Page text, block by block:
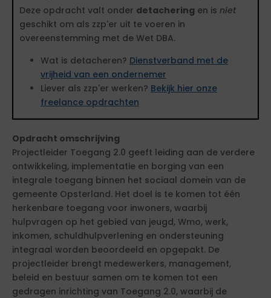
Deze opdracht valt onder detachering en is niet
geschikt om als zzp'er uit te voeren in
overeenstemming met de Wet DBA.
Wat is detacheren? Dienstverband met de
vrijheid van een ondernemer
Liever als zzp'er werken? Bekijk hier onze
freelance opdrachten
Opdracht omschrijving
Projectleider Toegang 2.0 geeft leiding aan de verdere
ontwikkeling, implementatie en borging van een
integrale toegang binnen het sociaal domein van de
gemeente Opsterland. Het doel is te komen tot één
herkenbare toegang voor inwoners, waarbij
hulpvragen op het gebied van jeugd, Wmo, werk,
inkomen, schuldhulpverlening en ondersteuning
integraal worden beoordeeld en opgepakt. De
projectleider brengt medewerkers, management,
beleid en bestuur samen om te komen tot een
gedragen inrichting van Toegang 2.0, waarbij de